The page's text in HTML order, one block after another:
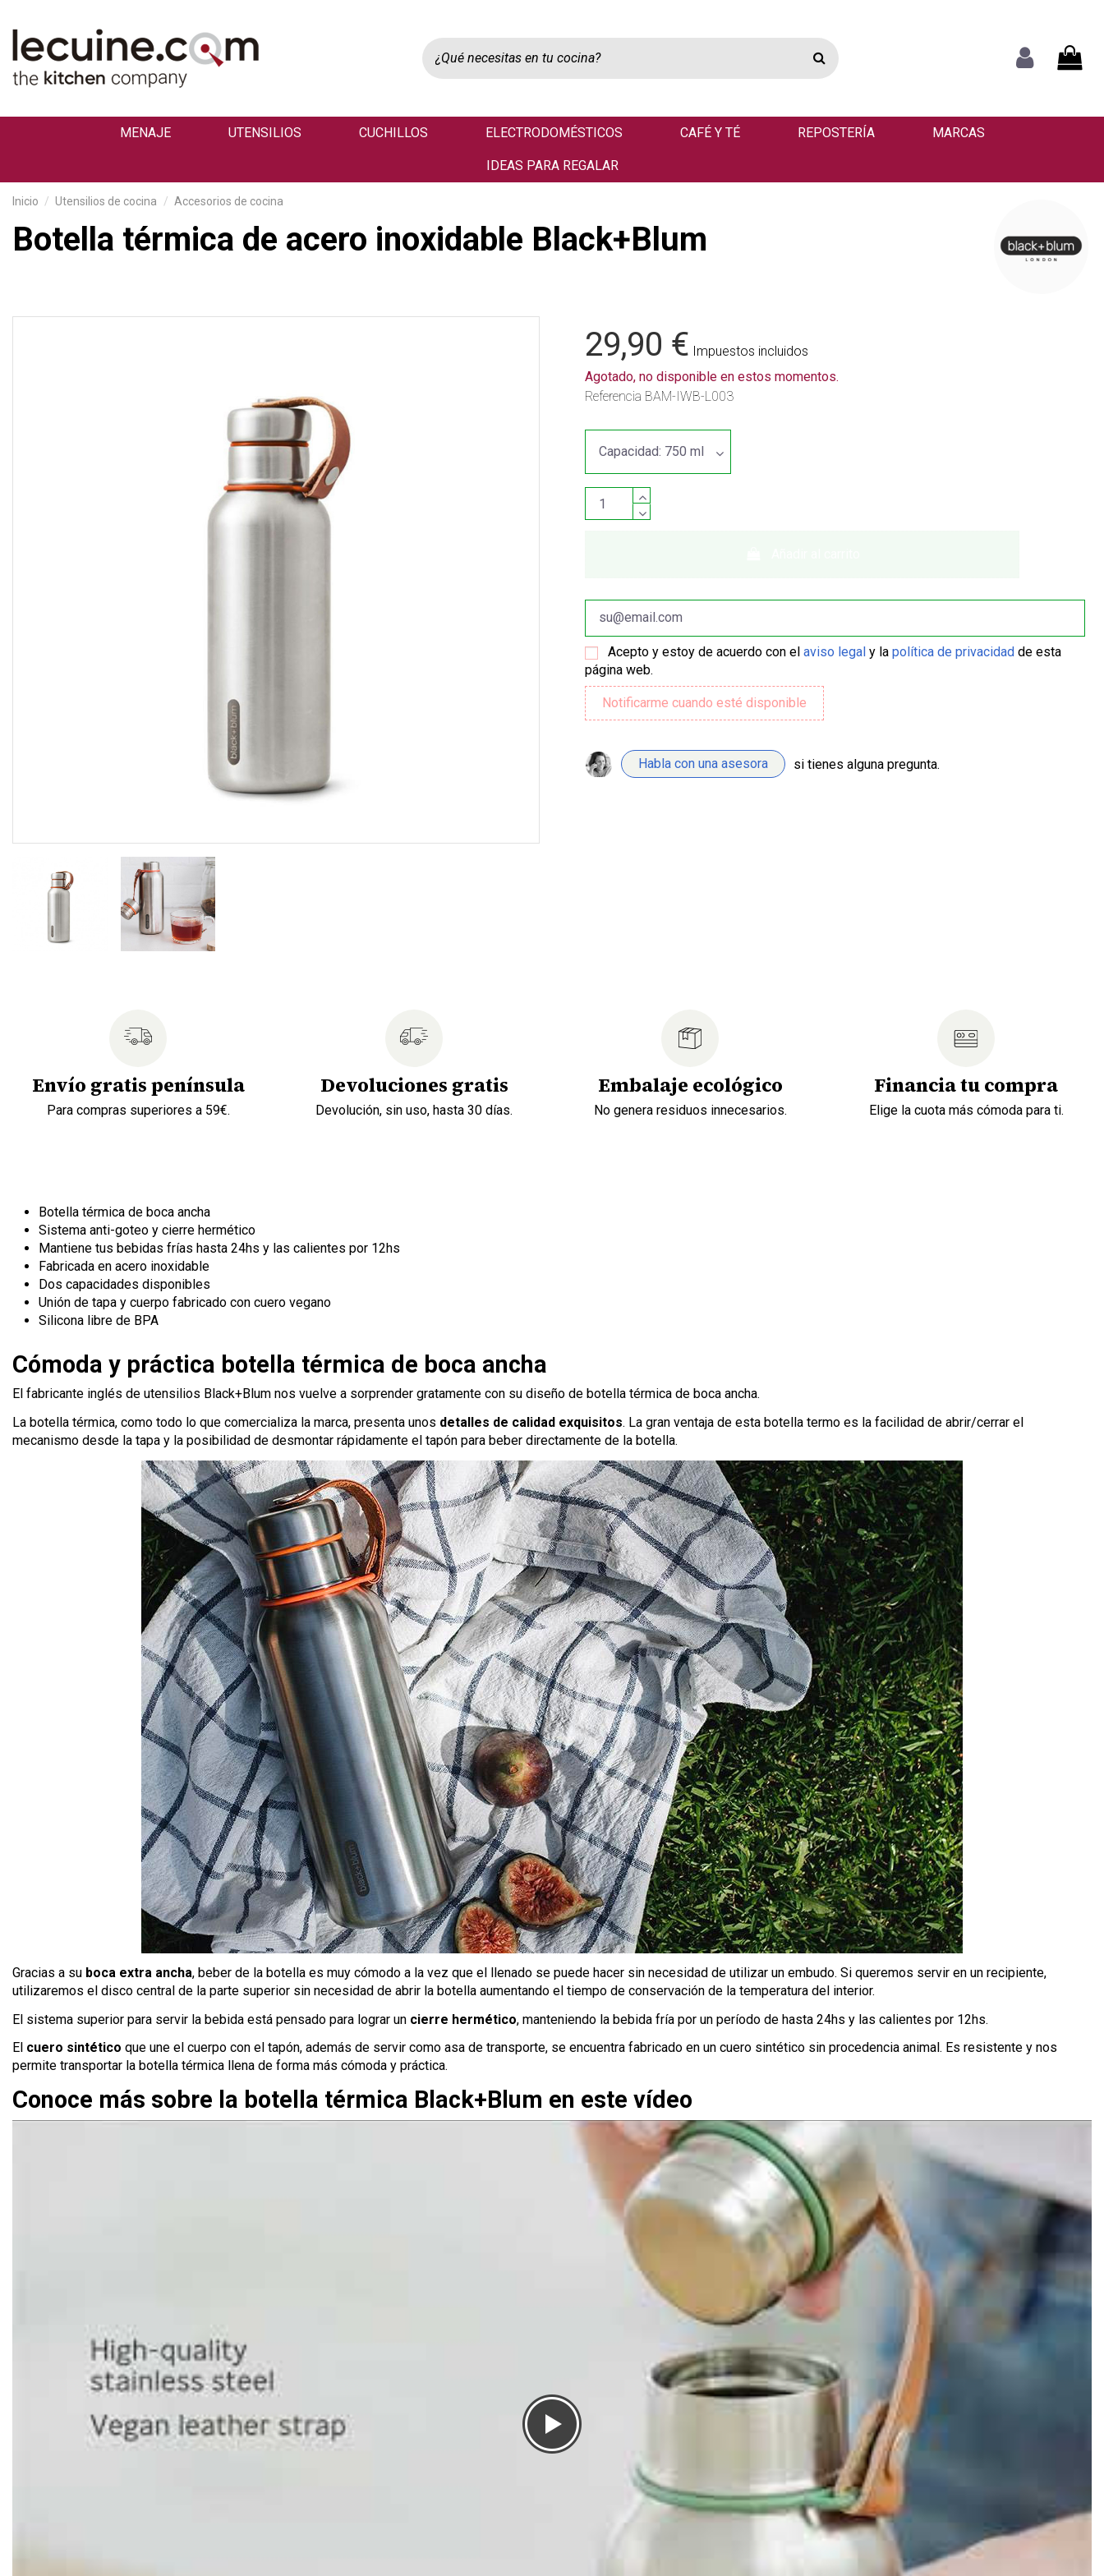
MENAJE UTENSILIOS CUCHILLOS ELECTRODOMÉSTICOS CAFÉ Y TÉ REPOSTERÍA MARCAS
IDEAS PARA REGALAR
Inicio Utensilios de cocina Accesorios de cocina
Botella térmica de acero inoxidable Black+Blum
29,90 € Impuestos incluidos
Agotado, no disponible en estos momentos.
Referencia BAM-IWB-L003
Acepto y estoy de acuerdo con elaviso legal y lapolítica de privacidad de esta
página web.
Habla con una asesora si tienes alguna pregunta.
Envío gratis península
Para compras superiores a 59€.
Devoluciones gratis
Devolución, sin uso, hasta 30 días.
Embalaje ecológico
No genera residuos innecesarios.
Financia tu compra
Elige la cuota más cómoda para ti.
Botella térmica de boca ancha
Sistema anti-goteo y cierre hermético
Mantiene tus bebidas frías hasta 24hs y las calientes por 12hs
Fabricada en acero inoxidable
Dos capacidades disponibles
Unión de tapa y cuerpo fabricado con cuero vegano
Silicona libre de BPA
Cómoda y práctica botella térmica de boca ancha
El fabricante inglés de utensilios Black+Blum nos vuelve a sorprender gratamente con su diseño de botella térmica de boca ancha.
La botella térmica, como todo lo que comercializa la marca, presenta unos detalles de calidad exquisitos. La gran ventaja de esta botella termo es la facilidad de abrir/cerrar el
mecanismo desde la tapa y la posibilidad de desmontar rápidamente el tapón para beber directamente de la botella.
Gracias a su boca extra ancha, beber de la botella es muy cómodo a la vez que el llenado se puede hacer sin necesidad de utilizar un embudo. Si queremos servir en un recipiente,
utilizaremos el disco central de la parte superior sin necesidad de abrir la botella aumentando el tiempo de conservación de la temperatura del interior.
El sistema superior para servir la bebida está pensado para lograr un cierre hermético, manteniendo la bebida fría por un período de hasta 24hs y las calientes por 12hs.
El cuero sintético que une el cuerpo con el tapón, además de servir como asa de transporte, se encuentra fabricado en un cuero sintético sin procedencia animal. Es resistente y nos
permite transportar la botella térmica llena de forma más cómoda y práctica.
Conoce más sobre la botella térmica Black+Blum en este vídeo